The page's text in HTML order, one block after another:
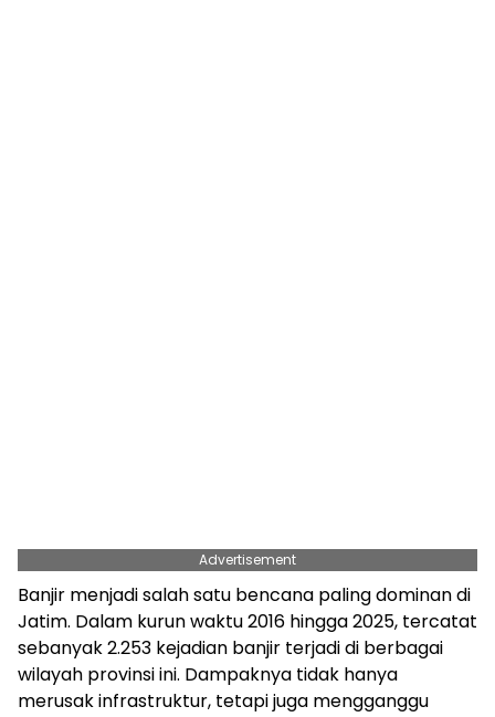
Advertisement
Banjir menjadi salah satu bencana paling dominan di
Jatim. Dalam kurun waktu 2016 hingga 2025, tercatat
sebanyak 2.253 kejadian banjir terjadi di berbagai
wilayah provinsi ini. Dampaknya tidak hanya
merusak infrastruktur, tetapi juga mengganggu